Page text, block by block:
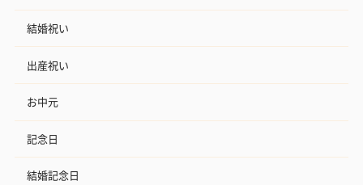
結婚祝い
出産祝い
お中元
記念日
結婚記念日